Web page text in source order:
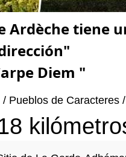
Ardèche tiene
Diem "
Pueblos de Caracteres